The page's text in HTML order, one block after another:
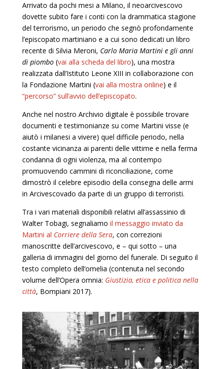
Arrivato da pochi mesi a Milano, il neoarcivescovo
dovette subito fare i conti con la drammatica stagione
del terrorismo, un periodo che segnò profondamente
l’episcopato martiniano e a cui sono dedicati un libro
recente di Silvia Meroni, Carlo Maria Martini e gli anni
di piombo(vai alla scheda del libro), una mostra
realizzata dall’Istituto Leone XIII in collaborazione con
la Fondazione Martini (vai alla mostra online) e il
“percorso” sull’avvio dell’episcopato.
Anche nel nostro Archivio digitale è possibile trovare
documenti e testimonianze su come Martini visse (e
aiutò i milanesi a vivere) quel difficile periodo, nella
costante vicinanza ai parenti delle vittime e nella ferma
condanna di ogni violenza, ma al contempo
promuovendo cammini di riconciliazione, come
dimostrò il celebre episodio della consegna delle armi
in Arcivescovado da parte di un gruppo di terroristi.
Tra i vari materiali disponibili relativi all’assassinio di
Walter Tobagi, segnaliamo il messaggio inviato da
Martini al Corriere della Sera, con correzioni
manoscritte dell’arcivescovo, e – qui sotto – una
galleria di immagini del giorno del funerale. Di seguito il
testo completo dell’omelia (contenuta nel secondo
volume dell’Opera omnia: Giustizia, etica e politica nella
città, Bompiani 2017).